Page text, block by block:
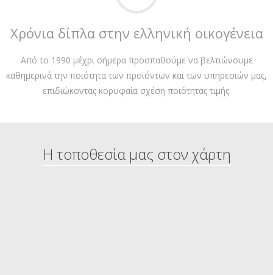
Χρόνια δίπλα στην ελληνική οικογένεια
Από το 1990 μέχρι σήμερα προσπαθούμε να βελτιώνουμε
καθημερινά την ποιότητα των προϊόντων και των υπηρεσιών μας,
επιδιώκοντας κορυφαία σχέση ποιότητας τιμής.
Η τοποθεσία μας στον χάρτη